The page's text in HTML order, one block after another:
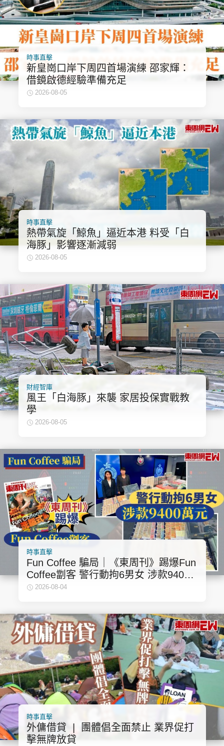
時事直擊
新皇崗口岸下周四首場演練 邵家輝：
借鏡啟德經驗準備充足
2026-08-05
時事直擊
熱帶氣旋「鯨魚」逼近本港 料受「白
海豚」影響逐漸減弱
2026-08-05
財經智庫
風王「白海豚」來襲 家居投保實戰教
學
2026-08-05
時事直擊
Fun Coffee 騙局｜《東周刊》踢爆Fun
Coffee劏客 警行動拘6男女 涉款9400
萬元 檢獲現金及大量證物
2026-08-04
時事直擊
外傭借貸 | 團體倡全面禁止 業界促打
擊無牌放貸